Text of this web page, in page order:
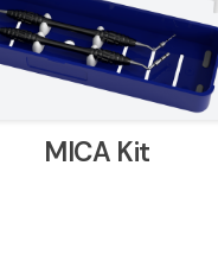
MICA Kit